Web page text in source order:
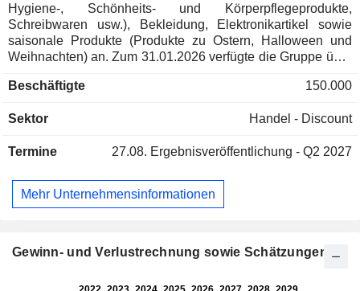
Hygiene-, Schönheits- und Körperpflegeprodukte,
Schreibwaren usw.), Bekleidung, Elektronikartikel sowie
saisonale Produkte (Produkte zu Ostern, Halloween und
Weihnachten) an. Zum 31.01.2026 verfügte die Gruppe über
Tree und Dollar Tree Canada in den Vereinigten Staaten
Beschäftigte 150.000
Sektor Handel - Discount
Termine 27.08. Ergebnisveröffentlichung - Q2 2027
Mehr Unternehmensinformationen
Gewinn- und Verlustrechnung sowie Schätzungen